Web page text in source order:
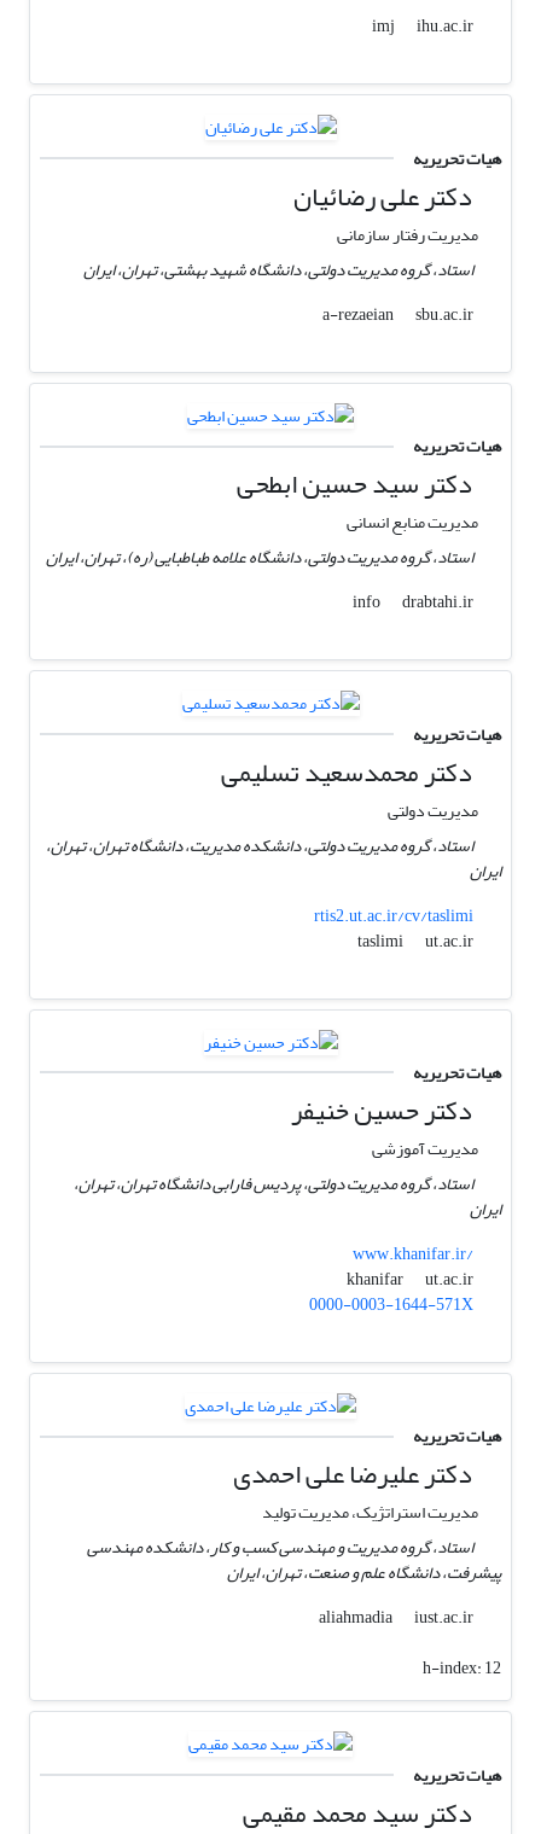
imj
ihu.ac.ir
هیات تحریریه
دکتر علی رضائیان
مدیریت رفتار سازمانی
استاد، گروه مدیریت دولتی، دانشگاه شهید بهشتی، تهران، ایران
a-rezaeian
sbu.ac.ir
هیات تحریریه
دکتر سید حسین ابطحی
مدیریت منابع انسانی
استاد، گروه مدیریت دولتی، دانشگاه علامه طباطبایی (ره)، تهران، ایران
info
drabtahi.ir
هیات تحریریه
دکتر محمدسعید تسلیمی
مدیریت دولتی
استاد، گروه مدیریت دولتی‏، دانشکده مدیریت، دانشگاه تهران، تهران،
ایران
rtis2.ut.ac.ir/cv/taslimi
taslimi
ut.ac.ir
هیات تحریریه
دکتر حسین خنیفر
مدیریت آموزشی
استاد، گروه مدیریت دولتی، پردیس فارابی دانشگاه تهران، تهران،
ایران
www.khanifar.ir/
khanifar
ut.ac.ir
0000-0003-1644-571X
هیات تحریریه
دکتر علیرضا علی احمدی
مدیریت استراتژیک، مدیریت تولید
استاد، گروه مدیریت و مهندسی کسب و کار، دانشکده مهندسی
پیشرفت، دانشگاه علم و صنعت، تهران، ایران
aliahmadia
iust.ac.ir
h-index:12
هیات تحریریه
دکتر سید محمد مقیمی